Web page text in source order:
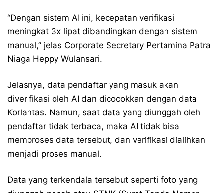
“Dengan sistem AI ini, kecepatan verifikasi
meningkat 3x lipat dibandingkan dengan sistem
manual,” jelas Corporate Secretary Pertamina Patra
Niaga Heppy Wulansari.
Jelasnya, data pendaftar yang masuk akan
diverifikasi oleh AI dan dicocokkan dengan data
Korlantas. Namun, saat data yang diunggah oleh
pendaftar tidak terbaca, maka AI tidak bisa
memproses data tersebut, dan verifikasi dialihkan
menjadi proses manual.
Data yang terkendala tersebut seperti foto yang